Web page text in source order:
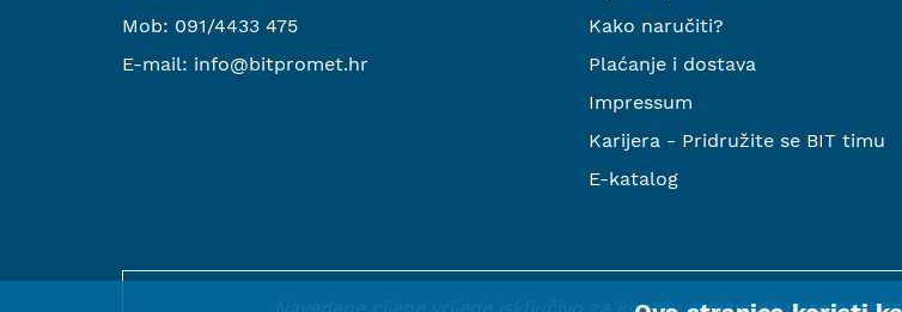
Mob: 091/4433 475
E-mail: info@bitpromet.hr
Kako naručiti?
Plaćanje i dostava
Impressum
Karijera - Pridružite se BIT timu
E-katalog